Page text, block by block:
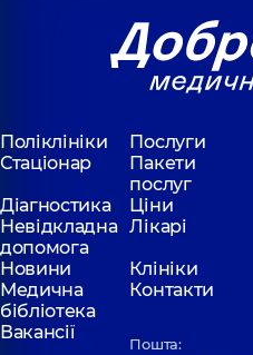
Поліклініки
Послуги
Стаціонар
Пакети
послуг
Діагностика
Ціни
Невідкладна
допомога
Лікарі
Новини
Клініки
Медична
бібліотека
Контакти
Вакансії
Пошта: